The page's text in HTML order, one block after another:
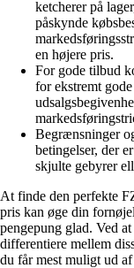
ketcherer på
påskynde
en højere pris.
For gode tilbud
for ekstremt
Begrænsninger
betingelser, der
skjulte gebyrer
At finde den perfekte
pris kan øge din
pengepung glad. Ved
differentiere mellem
du får mest muligt ud